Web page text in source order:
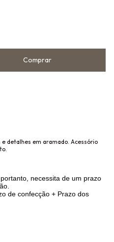
detalhes em aramado. Acessório
necessita de um prazo
de confecção + Prazo dos